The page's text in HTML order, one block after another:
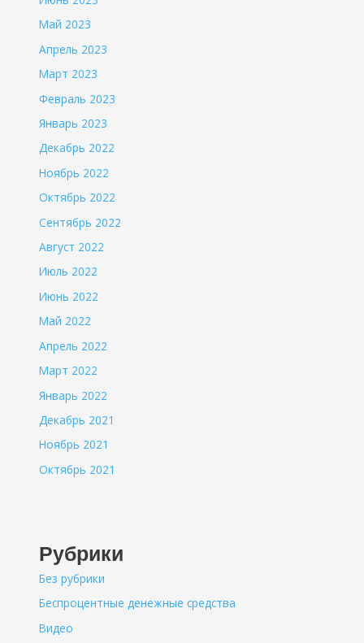
Май 2023
Апрель 2023
Март 2023
Февраль 2023
Январь 2023
Декабрь 2022
Ноябрь 2022
Октябрь 2022
Сентябрь 2022
Август 2022
Июль 2022
Июнь 2022
Май 2022
Апрель 2022
Март 2022
Январь 2022
Декабрь 2021
Ноябрь 2021
Октябрь 2021
Рубрики
Без рубрики
Беспроцентные денежные средства
Видео